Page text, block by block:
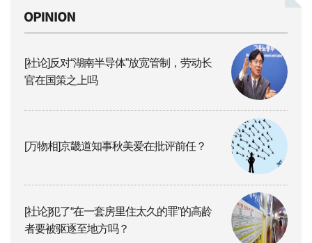
[社论]反对“湖南半导体”放宽管制，劳动长
官在国策之上吗
[万物相]京畿道知事秋美爱在批评前任？
[社论]犯了“在一套房里住太久的罪”的高龄
者要被驱逐至地方吗？